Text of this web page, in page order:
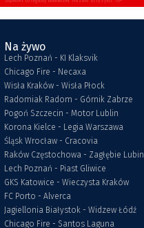
Na żywo
Lech Poznań - KI Klaksvik
Chicago Fire - Necaxa
Wisła Kraków - Wisła Płock
Radomiak Radom - Górnik Zabrze
Pogoń Szczecin - Motor Lublin
Korona Kielce - Legia Warszawa
Śląsk Wrocław - Cracovia
Raków Częstochowa - Zagłębie Lubin
Lech Poznań - Piast Gliwice
GKS Katowice - Wieczysta Kraków
FC Porto - Alverca
Jagiellonia Białystok - Widzew Łódź
Chicago Fire - Santos Laguna